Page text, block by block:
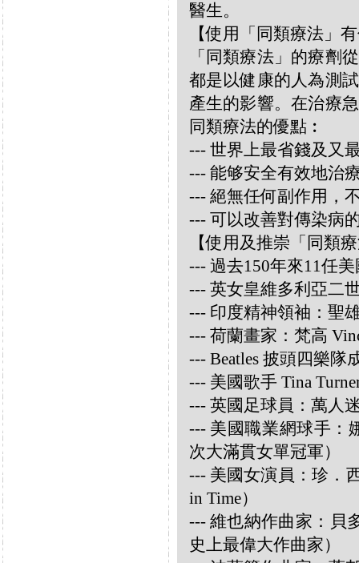
醫生。
【使用「同類療法」
「同類療法」的療劑
都是以健康的人為測
產生的影響。在治療
同類療法的優點︰
--- 世界上最省錢及又
--- 能够安全有效地治
--- 絕無任何副作用，
--- 可以改善對傳染病
【使用及推崇「同類
--- 過去150年來11任
--- 英女皇維多利亞二
--- 印度精神領袖：聖
--- 荷蘭畫家：梵高
--- Beatles 披頭四樂隊
--- 美國歌手 Tina
--- 英國足球員：萬人
--- 美國職業網球手：
次大滿貫女單冠軍）
--- 美國女演員：珍．
in Time）
--- 維也納作曲家：貝
史上最偉大作曲家）